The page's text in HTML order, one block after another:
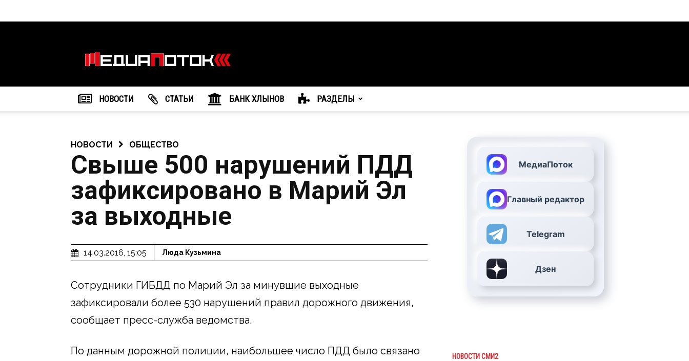
агентство
"МедиаПоток"
НОВОСТИ CТАТЬИ БАНК ХЛЫНОВ РАЗДЕЛЫ
НОВОСТИ ОБЩЕСТВО
Свыше 500 нарушений ПДД
зафиксировано в Марий Эл
за выходные
14.03.2016, 15:05 Люда Кузьмина
Сотрудники ГИБДД по Марий Эл за минувшие выходные
зафиксировали более 530 нарушений правил дорожного движения,
сообщает пресс-служба ведомства.
По данным дорожной полиции, наибольшее число ПДД было связано
МедиаПоток
Главный редактор
Telegram
Дзен
НОВОСТИ СМИ2